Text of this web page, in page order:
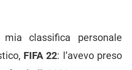
classifica personale
FIFA 22: l’avevo preso